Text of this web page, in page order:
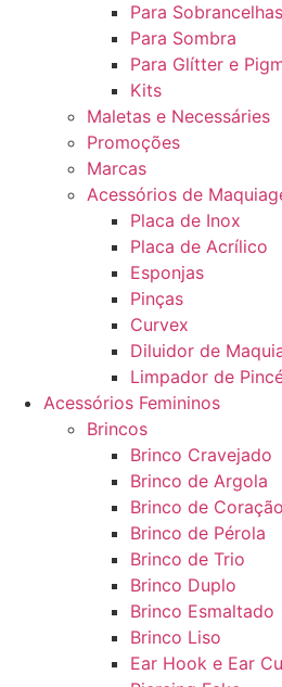
Para Sobrancelhas
Para Sombra
Para Glítter e
Kits
Maletas e Necessáries
Promoções
Marcas
Acessórios de
Placa de Inox
Placa de Acrílico
Esponjas
Pinças
Curvex
Diluidor de
Limpador de
Acessórios Femininos
Brincos
Brinco Cravejado
Brinco de Argola
Brinco de Coração
Brinco de Pérola
Brinco de Trio
Brinco Duplo
Brinco Esmaltado
Brinco Liso
Ear Hook e Ear